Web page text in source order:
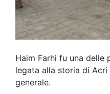
Haim Farhi fu una delle
legata alla storia di Acri
generale.